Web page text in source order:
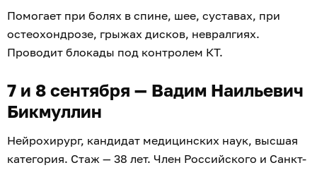
Помогает при болях в спине, шее, суставах, при
остеохондрозе, грыжах дисков, невралгиях.
Проводит блокады под контролем КТ.
7 и 8 сентября — Вадим Наильевич
Бикмуллин
Нейрохирург, кандидат медицинских наук, высшая
категория. Стаж — 38 лет. Член Российского и Санкт-